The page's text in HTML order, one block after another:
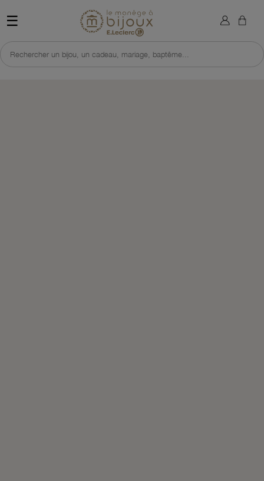
☰ Retour à l'accueil du site
Rechercher un bijou, un cadeau, mariage, baptême...
×